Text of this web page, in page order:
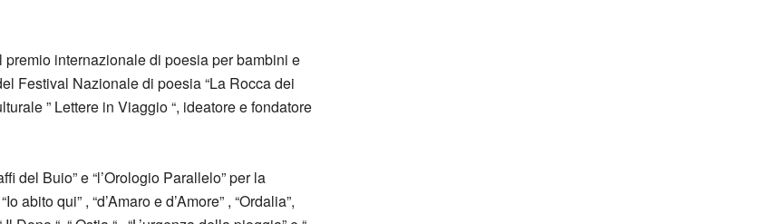
internazionale di poesia per bambini e
Festival Nazionale di poesia “La Rocca dei
” Lettere in Viaggio “, ideatore e fondatore
del Buio” e “l’Orologio Parallelo” per la
abito qui” , “d’Amaro e d’Amore” , “Ordalia”,